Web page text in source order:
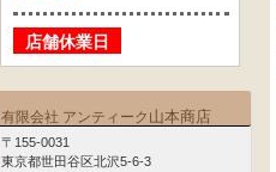
店舗休業日
有限会社 アンティーク 山本商店
〒155-0031
東京都世田谷区北沢5-6-3